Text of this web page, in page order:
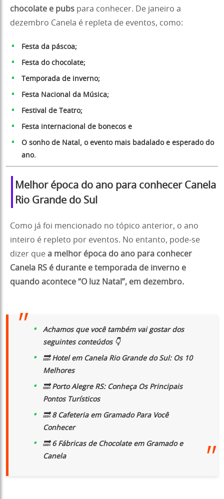
chocolate e pubs para conhecer. De janeiro a
dezembro Canela é repleta de eventos, como:
Festa da páscoa;
Festa do chocolate;
Temporada de inverno;
Festa Nacional da Música;
Festival de Teatro;
Festa internacional de bonecos e
O sonho de Natal, o evento mais badalado e esperado do
ano.
Melhor época do ano para conhecer Canela
Rio Grande do Sul
Como já foi mencionado no tópico anterior, o ano
inteiro é repleto por eventos. No entanto, pode-se
dizer que a melhor época do ano para conhecer
Canela RS é durante e temporada de inverno e
quando acontece “O luz Natal”, em dezembro.
Achamos que você também vai gostar dos
seguintes conteúdos 👇
🔜Hotel em Canela Rio Grande do Sul: Os 10
Melhores
🔜Porto Alegre RS: Conheça Os Principais
Pontos Turísticos
🔜8 Cafeteria em Gramado Para Você
Conhecer
🔜6 Fábricas de Chocolate em Gramado e
Canela